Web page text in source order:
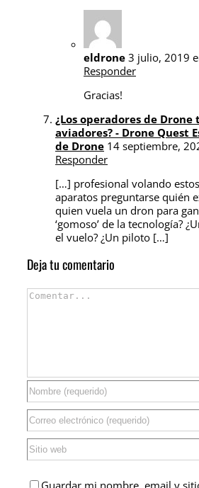
eldrone 3 julio, 2019
Responder
Gracias!
¿Los operadores de Drone
aviadores? - Drone Quest
de Drone 14 septiembre,
Responder
[…] profesional volando
aparatos preguntarse quién
quien vuela un dron para
‘gomoso’ de la tecnología?
el vuelo? ¿Un piloto […]
Deja tu comentario
Comentar
Guardar mi nombre, email y